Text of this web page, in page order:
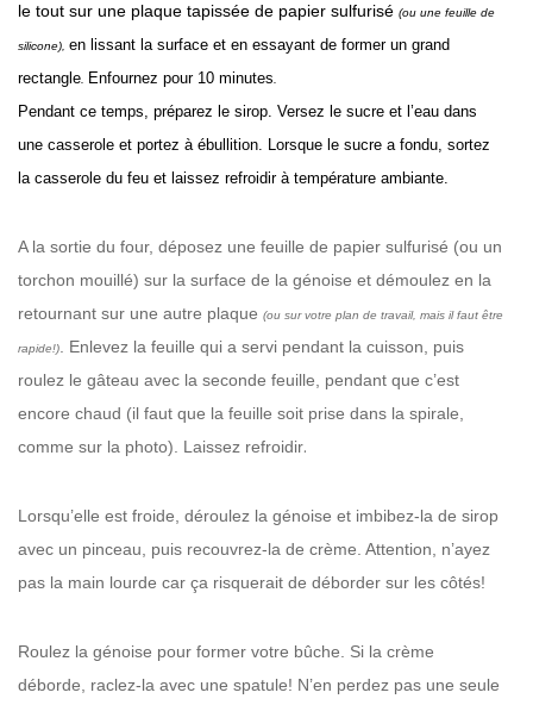
le tout sur une plaque tapissée de papier sulfurisé (ou une feuille de
silicone), en lissant la surface et en essayant de former un grand
rectangle. Enfournez pour 10 minutes.
Pendant ce temps, préparez le sirop. Versez le sucre et l’eau dans
une casserole et portez à ébullition. Lorsque le sucre a fondu, sortez
la casserole du feu et laissez refroidir à température ambiante.
A la sortie du four, déposez une feuille de papier sulfurisé (ou un
torchon mouillé) sur la surface de la génoise et démoulez en la
retournant sur une autre plaque (ou sur votre plan de travail, mais il faut être
rapide!). Enlevez la feuille qui a servi pendant la cuisson, puis
roulez le gâteau avec la seconde feuille, pendant que c’est
encore chaud (il faut que la feuille soit prise dans la spirale,
comme sur la photo). Laissez refroidir.
Lorsqu’elle est froide, déroulez la génoise et imbibez-la de sirop
avec un pinceau, puis recouvrez-la de crème. Attention, n’ayez
pas la main lourde car ça risquerait de déborder sur les côtés!
Roulez la génoise pour former votre bûche. Si la crème
déborde, raclez-la avec une spatule! N’en perdez pas une seule